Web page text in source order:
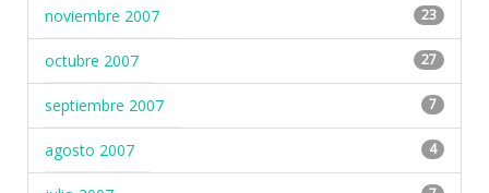
noviembre 2007 23
octubre 2007 27
septiembre 2007 7
agosto 2007 4